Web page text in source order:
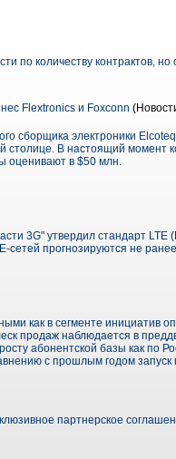
по количеству контрактов,
Flextronics и Foxconn
сборщика электроники
В настоящий момент
оценивают в $50 млн.
3G" утвердил стандарт LTE
сетей прогнозируются не
как в сегменте инициатив
продаж наблюдается в
абонентской базы как по
с прошлым годом запуск
партнерское